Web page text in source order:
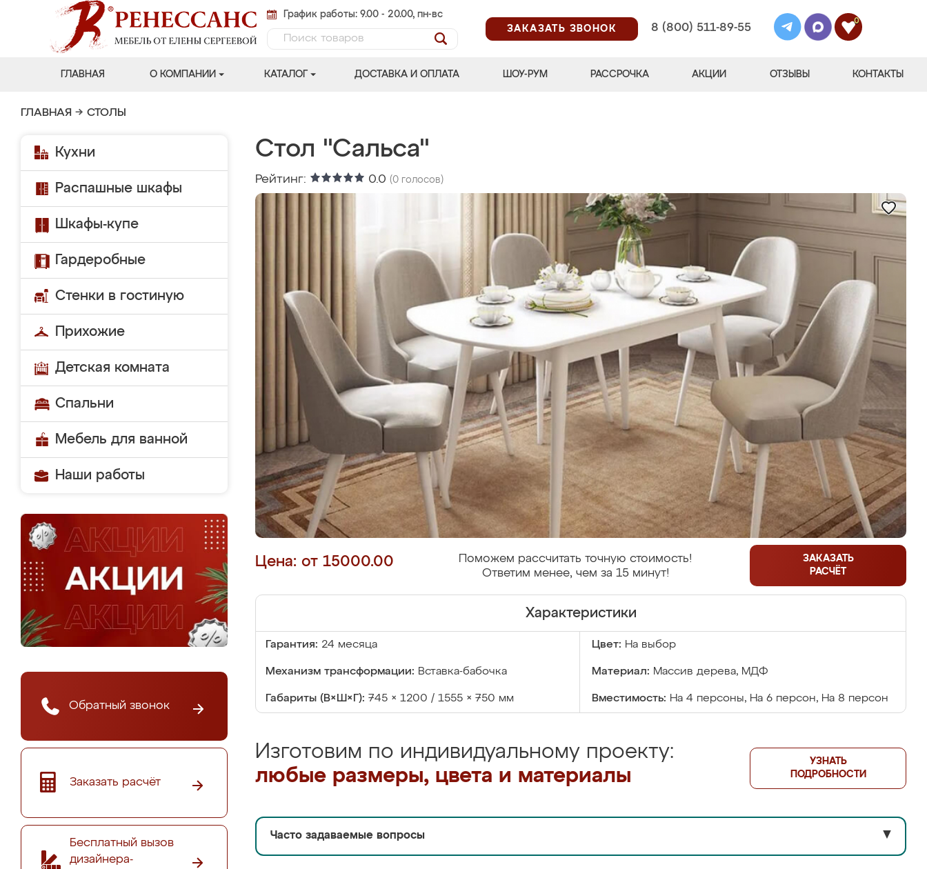
График работы: 9.00 - 20.00, пн-вс
ЗАКАЗАТЬ ЗВОНОК
8 (800) 511-89-55
0
ГЛАВНАЯ О КОМПАНИИ КАТАЛОГ ДОСТАВКА И ОПЛАТА ШОУ-РУМ РАССРОЧКА АКЦИИ ОТЗЫВЫ КОНТАКТЫ
ГЛАВНАЯ → СТОЛЫ
Кухни
Распашные шкафы
Шкафы-купе
Гардеробные
Стенки в гостиную
Прихожие
Детская комната
Спальни
Мебель для ванной
Наши работы
Обратный звонок
Заказать расчёт
Бесплатный вызов
дизайнера-
Стол "Сальса"
Рейтинг: 0.0 (0 голосов)
Цена: от 15000.00
Поможем рассчитать точную стоимость!
Ответим менее, чем за 15 минут!
ЗАКАЗАТЬ
РАСЧЁТ
Характеристики
Гарантия: 24 месяца Цвет: На выбор
Механизм трансформации: Вставка-бабочка Материал: Массив дерева, МДФ
Габариты (В×Ш×Г): 745 × 1200 / 1555 × 750 мм Вместимость: На 4 персоны, На 6 персон, На 8 персон
Изготовим по индивидуальному проекту:
любые размеры, цвета и материалы
УЗНАТЬ
ПОДРОБНОСТИ
Часто задаваемые вопросы ▼